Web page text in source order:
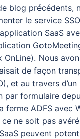
blog précédents,
le service
SaaS
Nous
de façon
et au travers
par formulaire
ferme ADFS avec
ne soit pas
peuvent